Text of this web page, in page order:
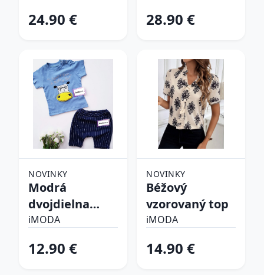
24.90 € 28.90 €
NOVINKY
Modrá
dvojdielna
bavlnená
iMODA
12.90 €
NOVINKY
Béžový
vzorovaný top
iMODA
14.90 €